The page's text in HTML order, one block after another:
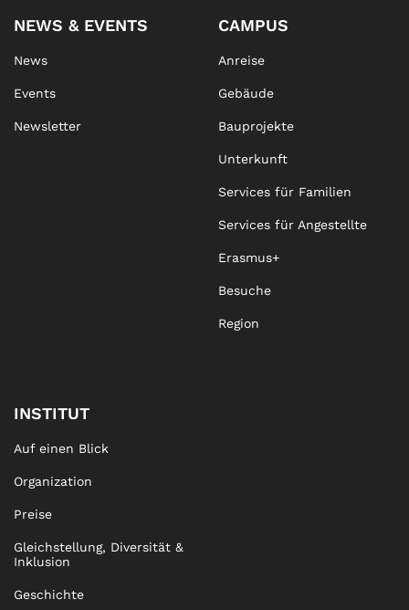
NEWS & EVENTS
News
Events
Newsletter
CAMPUS
Anreise
Gebäude
Bauprojekte
Unterkunft
Services für Familien
Services für Angestellte
Erasmus+
Besuche
Region
INSTITUT
Auf einen Blick
Organization
Preise
Gleichstellung, Diversität &
Inklusion
Geschichte